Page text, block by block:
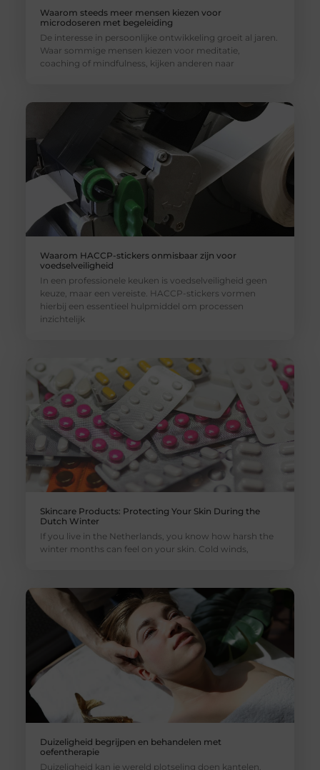
Waarom steeds meer mensen kiezen voor
microdoseren met begeleiding
De interesse in persoonlijke ontwikkeling groeit al jaren.
Waar sommige mensen kiezen voor meditatie,
coaching of mindfulness, kijken anderen naar
Waarom HACCP-stickers onmisbaar zijn voor
voedselveiligheid
In een professionele keuken is voedselveiligheid geen
keuze, maar een vereiste. HACCP-stickers vormen
hierbij een essentieel hulpmiddel om processen
inzichtelijk
Skincare Products: Protecting Your Skin During the
Dutch Winter
If you live in the Netherlands, you know how harsh the
winter months can feel on your skin. Cold winds,
Duizeligheid begrijpen en behandelen met
oefentherapie
Duizeligheid kan je wereld plotseling doen kantelen.